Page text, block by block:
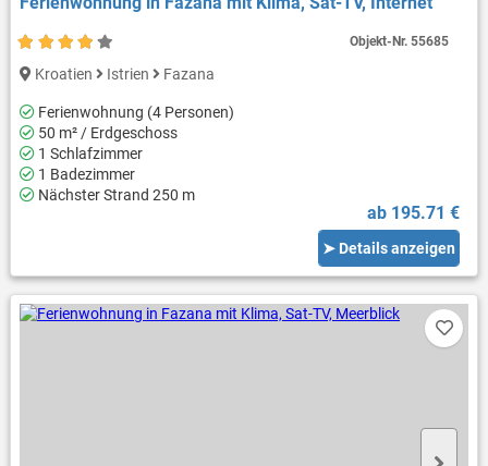
Kroatien Istrien Fazana
Ferienwohnung (4 Personen)
50 m² / Erdgeschoss
1 Schlafzimmer
1 Badezimmer
Nächster Strand 250 m
ab 195.71 €
➤ Details anzeigen
Objekt-Nr.55685